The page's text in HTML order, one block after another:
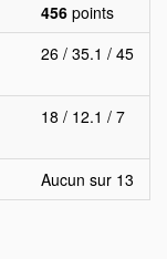
456 points
26 / 35.1 / 45
18 / 12.1 / 7
Aucun sur 13